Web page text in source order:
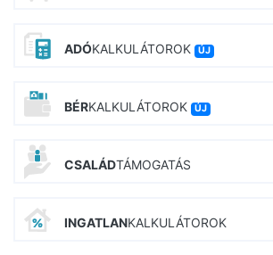
ADÓKALKULÁTOROK ÚJ
BÉRKALKULÁTOROK ÚJ
CSALÁDTÁMOGATÁS
INGATLANKALKULÁTOROK